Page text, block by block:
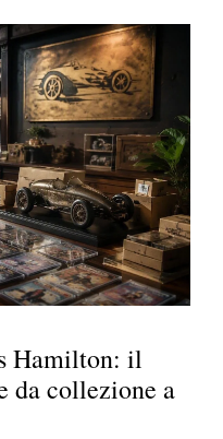
Hamilton: il
da collezione a